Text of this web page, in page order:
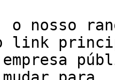
o nosso
link
empresa